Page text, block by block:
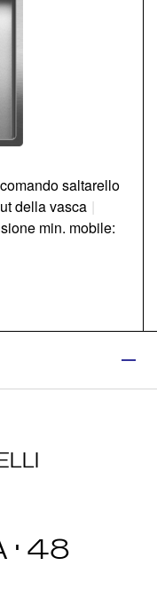
saltarello
della vasca |
min. mobile:
· 48